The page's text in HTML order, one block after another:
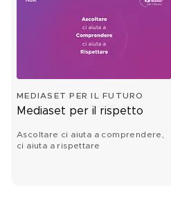
MEDIASET PER IL FUTURO
Mediaset per il rispetto
Ascoltare ci aiuta a comprendere,
ci aiuta a rispettare